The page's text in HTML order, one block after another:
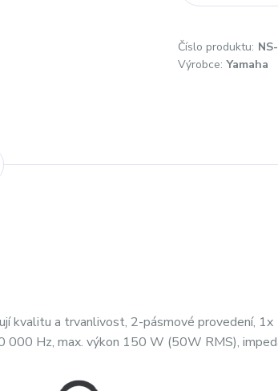
Číslo produktu:
Výrobce: Yamaha
kvalitu a trvanlivost, 2-pásmové provedení, 1x
000 Hz, max. výkon 150 W (50W RMS),